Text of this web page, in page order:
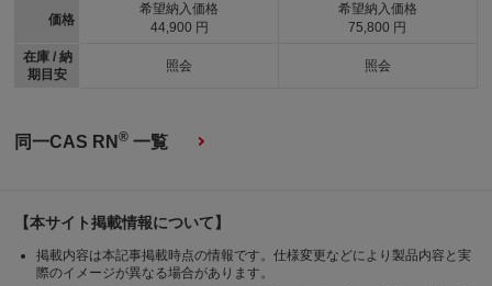
価格
在庫 / 納
期目安
希望納入価格
44,900 円
照会
希望納入価格
75,800 円
照会
同一CAS RN® 一覧
【本サイト掲載情報について】
掲載内容は本記事掲載時点の情報です。仕様変更などにより製品内容と実
際のイメージが異なる場合があります。